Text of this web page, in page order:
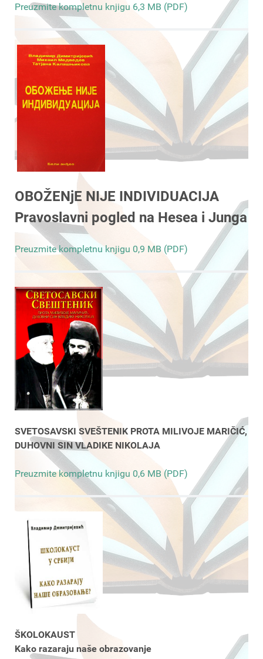
Preuzmite kompletnu knjigu 6,3 MB (PDF)
OBOŽENjE NIJE INDIVIDUACIJA
Pravoslavni pogled na Hesea i Junga
Preuzmite kompletnu knjigu 0,9 MB (PDF)
SVETOSAVSKI SVEŠTENIK PROTA MILIVOJE MARIČIĆ,
DUHOVNI SIN VLADIKE NIKOLAJA
Preuzmite kompletnu knjigu 0,6 MB (PDF)
ŠKOLOKAUST
Kako razaraju naše obrazovanje